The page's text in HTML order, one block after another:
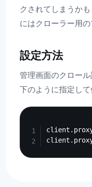
クされてしまうか
にはクローラー用
設定方法
管理画面のクロー
下のように指定して